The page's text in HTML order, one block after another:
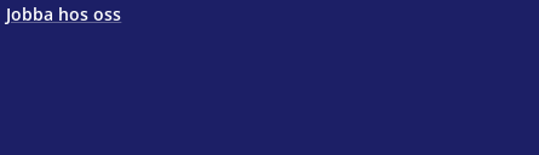
Jobba hos oss